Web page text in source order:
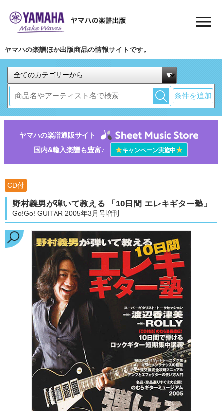
ヤマハの楽譜ほか出版商品の情報サイトです。
条件を追加
ヤマハの楽譜通販サイト
国内&輸入楽譜も豊富♪
★キャンペーン実施中★
CD付
野村義男が弾いて教える 「10日間 エレキギター塾」
Go!Go! GUITAR 2005年3月号増刊